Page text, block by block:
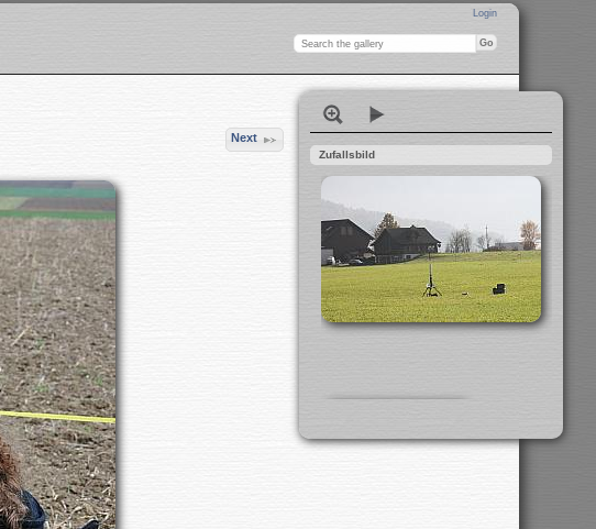
Login
Next
Zufallsbild